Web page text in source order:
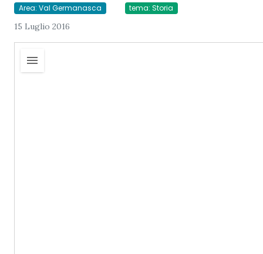
Area: Val Germanasca tema: Storia
15 Luglio 2016